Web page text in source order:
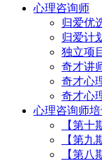
心理咨询师
归爱优
归爱计
独立项
奇才讲
奇才心
奇才心
心理咨询师培
【第
【第九
【第八